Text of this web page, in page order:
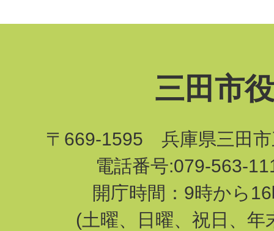
三田市
〒669-1595 兵庫県三田市
電話番号:079-563-
開庁時間：9時から
(土曜、日曜、祝日、年